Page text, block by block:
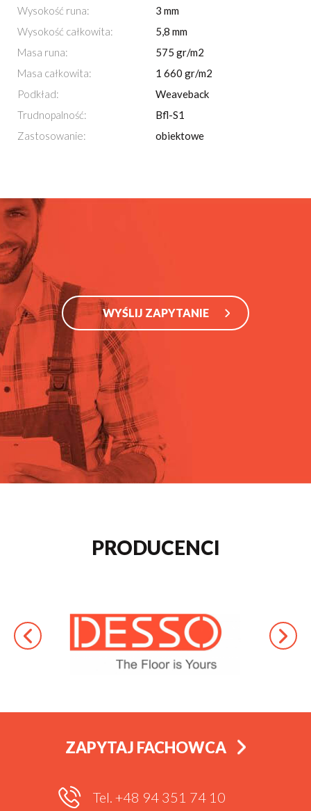
Wysokość runa:
3 mm
Wysokość całkowita:
5,8 mm
Masa runa:
575 gr/m2
Masa całkowita:
1 660 gr/m2
Podkład:
Weaveback
Trudnopalność:
Bfl-S1
Zastosowanie:
obiektowe
WYŚLIJ ZAPYTANIE
PRODUCENCI
ZAPYTAJ FACHOWCA
Tel. +48 94 351 74 10